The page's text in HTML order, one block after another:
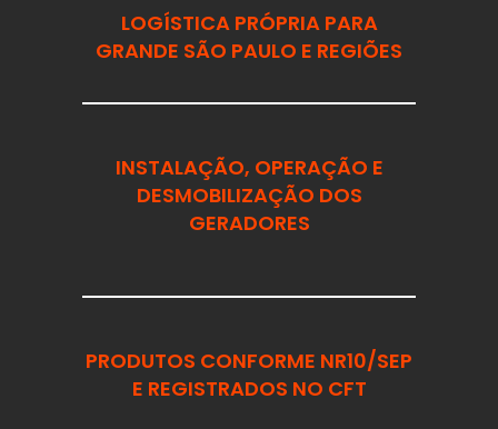
LOGÍSTICA PRÓPRIA PARA
GRANDE SÃO PAULO E REGIÕES
INSTALAÇÃO, OPERAÇÃO E
DESMOBILIZAÇÃO DOS
GERADORES
PRODUTOS CONFORME NR10/SEP
E REGISTRADOS NO CFT